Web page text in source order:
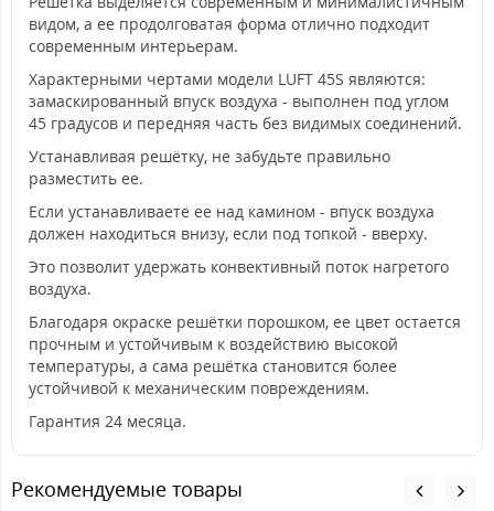
видом, а ее продолговатая форма отлично подходит
современным интерьерам.
Характерными чертами модели LUFT 45S являются:
замаскированный впуск воздуха - выполнен под углом
45 градусов и передняя часть без видимых соединений.
Устанавливая решётку, не забудьте правильно
разместить ее.
Если устанавливаете ее над камином - впуск воздуха
должен находиться внизу, если под топкой - вверху.
Это позволит удержать конвективный поток нагретого
воздуха.
Благодаря окраске решётки порошком, ее цвет остается
прочным и устойчивым к воздействию высокой
температуры, а сама решётка становится более
устойчивой к механическим повреждениям.
Гарантия 24 месяца.
Рекомендуемые товары